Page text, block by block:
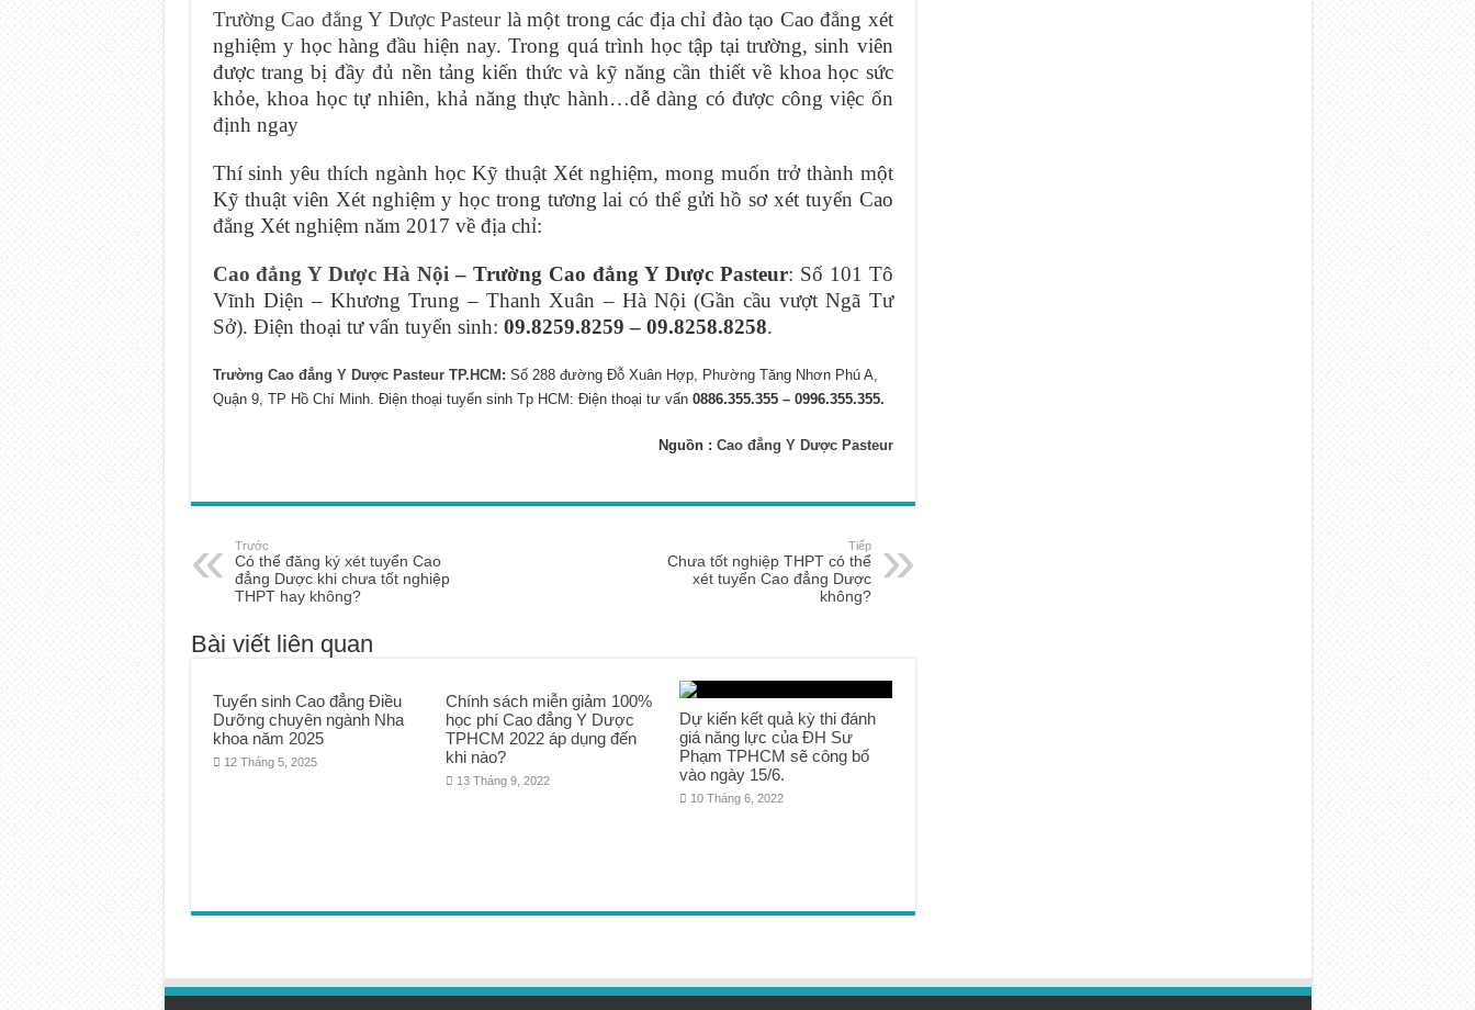
Trường Cao đẳng Y Dược Pasteurlà một trong các địa chỉ đào tạo Cao đẳng xét
nghiệm y học hàng đầu hiện nay. Trong quá trình học tập tại trường, sinh viên
được trang bị đầy đủ nền tảng kiến thức và kỹ năng cần thiết về khoa học sức
khỏe, khoa học tự nhiên, khả năng thực hành…dễ dàng có được công việc ổn
định ngay
Thí sinh yêu thích ngành học Kỹ thuật Xét nghiệm, mong muốn trở thành một
Kỹ thuật viên Xét nghiệm y học trong tương lai có thể gửi hồ sơ xét tuyển Cao
đẳng Xét nghiệm năm 2017 về địa chỉ:
Cao đẳng Y Dược Hà Nội – Trường Cao đẳng Y Dược Pasteur: Số 101 Tô
Vĩnh Diện – Khương Trung – Thanh Xuân – Hà Nội (Gần cầu vượt Ngã Tư
Sở). Điện thoại tư vấn tuyển sinh: 09.8259.8259 – 09.8258.8258.
Trường Cao đẳng Y Dược Pasteur TP.HCM : Số 288 đường Đỗ Xuân Hợp, Phường Tăng Nhơn Phú A,
Quận 9, TP Hồ Chí Minh. Điện thoại tuyển sinh Tp HCM: Điện thoại tư vấn 0886.355.355 – 0996.355.355.
Nguồn : Cao đẳng Y Dược Pasteur
Trước
Có thể đăng ký xét tuyển Cao
đẳng Dược khi chưa tốt nghiệp
THPT hay không?
Tiếp
Chưa tốt nghiệp THPT có thể
xét tuyển Cao đẳng Dược
không?
Bài viết liên quan
Tuyển sinh Cao đẳng Điều
Dưỡng chuyên ngành Nha
khoa năm 2025
12 Tháng 5, 2025
Chính sách miễn giảm 100%
học phí Cao đẳng Y Dược
TPHCM 2022 áp dụng đến
khi nào?
13 Tháng 9, 2022
Dự kiến kết quả kỳ thi đánh
giá năng lực của ĐH Sư
Phạm TPHCM sẽ công bố
vào ngày 15/6.
10 Tháng 6, 2022